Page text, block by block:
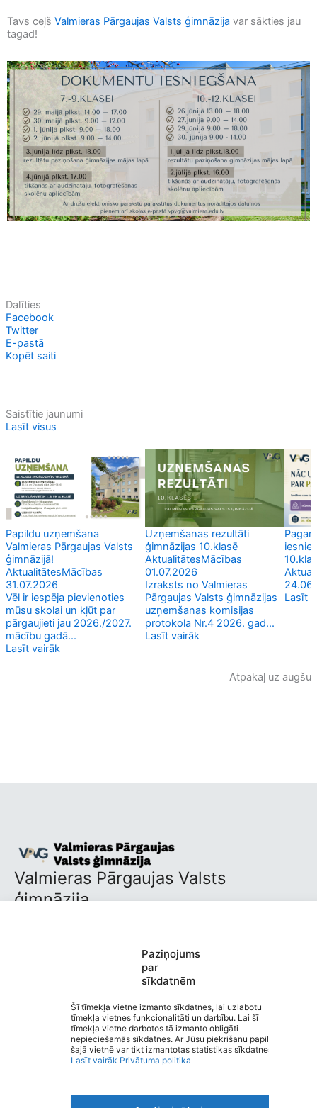
Paziņojums
par
sīkdatnēm
Šī tīmekļa vietne izmanto sīkdatnes, lai uzlabotu
tīmekļa vietnes funkcionalitāti un darbību. Lai šī
tīmekļa vietne darbotos tā izmanto obligāti
nepieciešamās sīkdatnes. Ar Jūsu piekrišanu papildus
šajā vietnē var tikt izmantotas statistikas sīkdatnes.
Lasīt vairāk Privātuma politika
Tavs ceļš Valmieras Pārgaujas Valsts ģimnāzija var sākties jau
tagad!
Dalīties
Facebook
Twitter
E-pastā
Kopēt saiti
Saistītie jaunumi
Lasīt visus
Papildu uzņemšana
Valmieras Pārgaujas Valsts
ģimnāzijā!
AktualitātesMācības
31.07.2026
Vēl ir iespēja pievienoties
mūsu skolai un kļūt par
pārgaujieti jau 2026./2027.
mācību gadā...
Lasīt vairāk
Uzņemšanas rezultāti
ģimnāzijas 10.klasē
AktualitātesMācības
01.07.2026
Izraksts no Valmieras
Pārgaujas Valsts ģimnāzijas
uzņemšanas komisijas
protokola Nr.4 2026. gad...
Lasīt vairāk
Lasīt
Atpakaļ uz augšu
Valmieras Pārgaujas Valsts
ģimnāzija
Privātuma politika
Piekļūstamība
Ziņot par kļūdu